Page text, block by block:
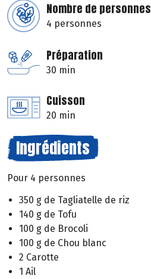
Nombre de personnes
4 personnes
Préparation
30 min
Cuisson
20 min
Ingrédients
Pour 4 personnes
350 g de Tagliatelle de riz
140 g de Tofu
100 g de Brocoli
100 g de Chou blanc
2 Carotte
1 Ail